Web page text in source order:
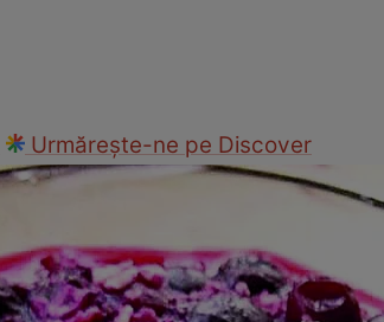
Urmărește-ne pe Discover